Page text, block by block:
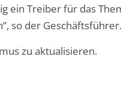
ein Treiber für das
so der Geschäftsführer.
zu aktualisieren.